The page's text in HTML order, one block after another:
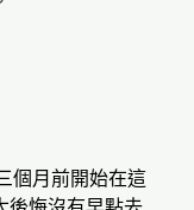
個月前開始在這